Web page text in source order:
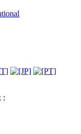
: